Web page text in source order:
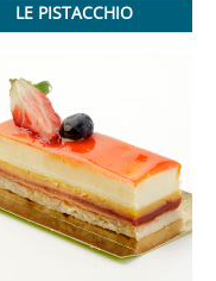
LE PISTACCHIO